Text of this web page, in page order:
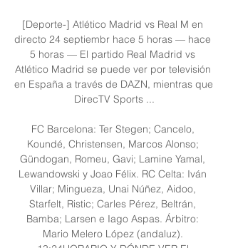
[Deporte-] Atlético Madrid vs Real M en
directo 24 septiembr hace 5 horas — hace
5 horas — El partido Real Madrid vs
Atlético Madrid se puede ver por televisión
en España a través de DAZN, mientras que
DirecTV Sports ...
FC Barcelona: Ter Stegen; Cancelo,
Koundé, Christensen, Marcos Alonso;
Gündogan, Romeu, Gavi; Lamine Yamal,
Lewandowski y Joao Félix. RC Celta: Iván
Villar; Mingueza, Unai Núñez, Aidoo,
Starfelt, Ristic; Carles Pérez, Beltrán,
Bamba; Larsen e Iago Aspas. Árbitro:
Mario Melero López (andaluz).